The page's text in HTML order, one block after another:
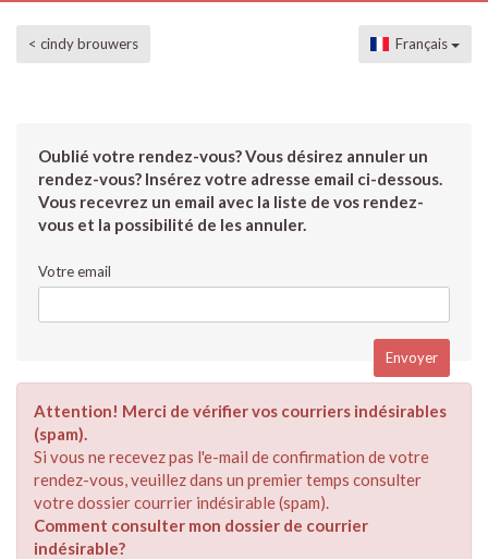
< cindy brouwers Français
Oublié votre rendez-vous? Vous désirez annuler un
rendez-vous? Insérez votre adresse email ci-dessous.
Vous recevrez un email avec la liste de vos rendez-
vous et la possibilité de les annuler.
Votre email
Attention! Merci de vérifier vos courriers indésirables
(spam).
Si vous ne recevez pas l'e-mail de confirmation de votre
rendez-vous, veuillez dans un premier temps consulter
votre dossier courrier indésirable (spam).
Comment consulter mon dossier de courrier
indésirable?